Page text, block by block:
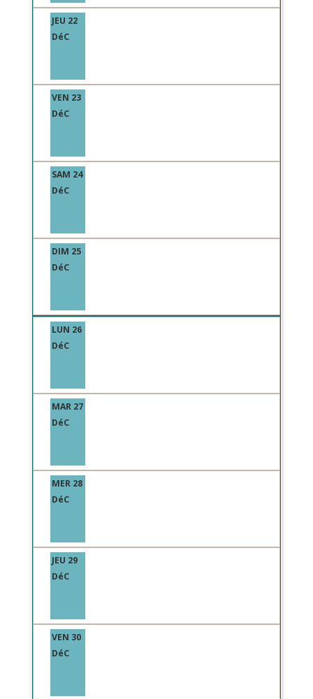
JEU 22
DéC
VEN 23
DéC
SAM 24
DéC
DIM 25
DéC
LUN 26
DéC
MAR 27
DéC
MER 28
DéC
JEU 29
DéC
VEN 30
DéC